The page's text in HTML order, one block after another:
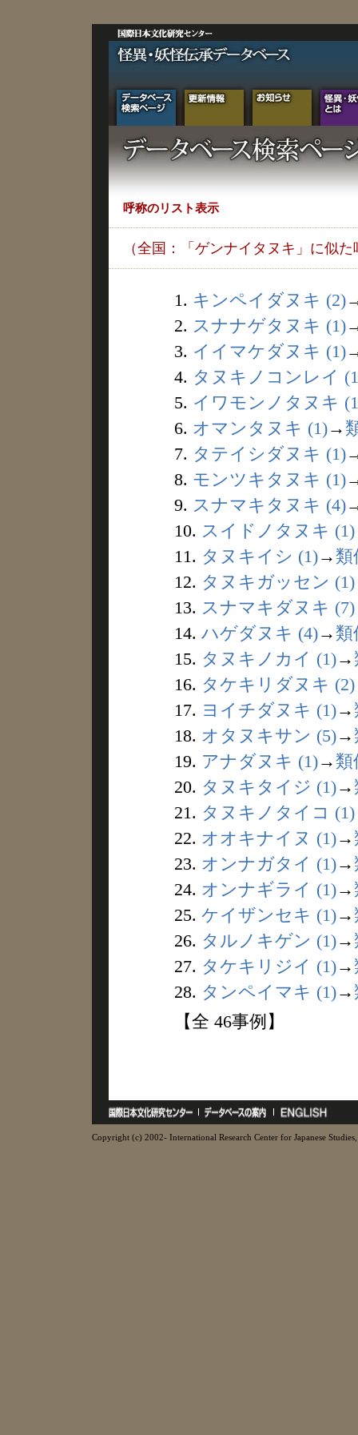
呼称のリスト表示
（全国：「ゲンナイタヌキ」に似た
1. キンペイダヌキ (2)
2. スナナゲタヌキ (1)
3. イイマケダヌキ (1)
4. タヌキノコンレイ
5. イワモンノタヌキ
6. オマンタヌキ (1)→
7. タテイシダヌキ (1)
8. モンツキタヌキ (1)
9. スナマキタヌキ (4)
10. スイドノタヌキ (1)
11. タヌキイシ (1)→ 類
12. タヌキガッセン (1)
13. スナマキダヌキ (7)
14. ハゲダヌキ (4)→ 類
15. タヌキノカイ (1)→
16. タケキリダヌキ (2)
17. ヨイチダヌキ (1)→
18. オタヌキサン (5)→
19. アナダヌキ (1)→ 類
20. タヌキタイジ (1)→
21. タヌキノタイコ (1)
22. オオキナイヌ (1)→
23. オンナガタイ (1)→
24. オンナギライ (1)→
25. ケイザンセキ (1)→
26. タルノキゲン (1)→
27. タケキリジイ (1)→
28. タンペイマキ (1)→
【全 46事例】
Copyright (c) 2002- International Research Center for Japanese